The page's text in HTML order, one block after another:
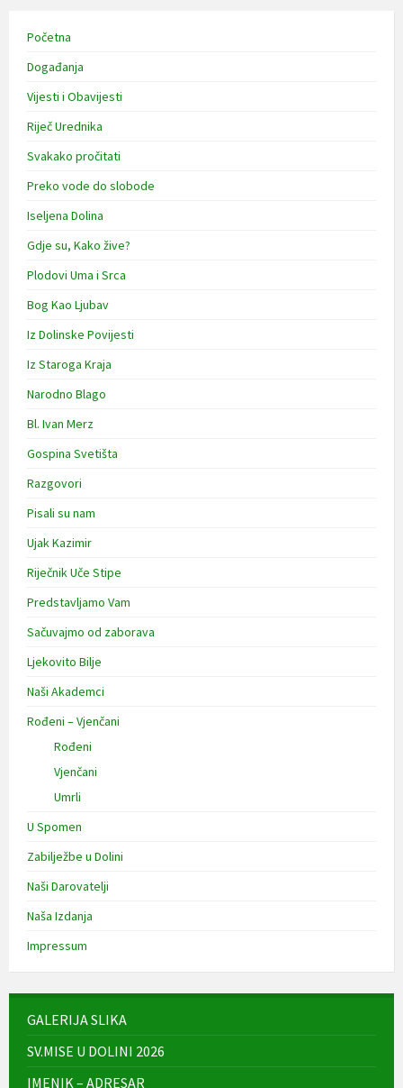
Početna
Događanja
Vijesti i Obavijesti
Riječ Urednika
Svakako pročitati
Preko vode do slobode
Iseljena Dolina
Gdje su, Kako žive?
Plodovi Uma i Srca
Bog Kao Ljubav
Iz Dolinske Povijesti
Iz Staroga Kraja
Narodno Blago
Bl. Ivan Merz
Gospina Svetišta
Razgovori
Pisali su nam
Ujak Kazimir
Riječnik Uče Stipe
Predstavljamo Vam
Sačuvajmo od zaborava
Ljekovito Bilje
Naši Akademci
Rođeni – Vjenčani
Rođeni
Vjenčani
Umrli
U Spomen
Zabilježbe u Dolini
Naši Darovatelji
Naša Izdanja
Impressum
GALERIJA SLIKA
SV.MISE U DOLINI 2026
IMENIK – ADRESAR